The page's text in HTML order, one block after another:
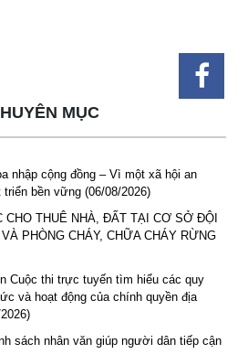
MỤC
nhập cộng đồng – Vì một xã hội an
bền vững (06/08/2026)
CHO THUÊ NHÀ, ĐẤT TẠI CƠ SỞ ĐỘI
PHÒNG CHÁY, CHỮA CHÁY RỪNG
Cuộc thi trực tuyến tìm hiểu các quy
và hoạt động của chính quyền địa
sách nhân văn giúp người dân tiếp cận